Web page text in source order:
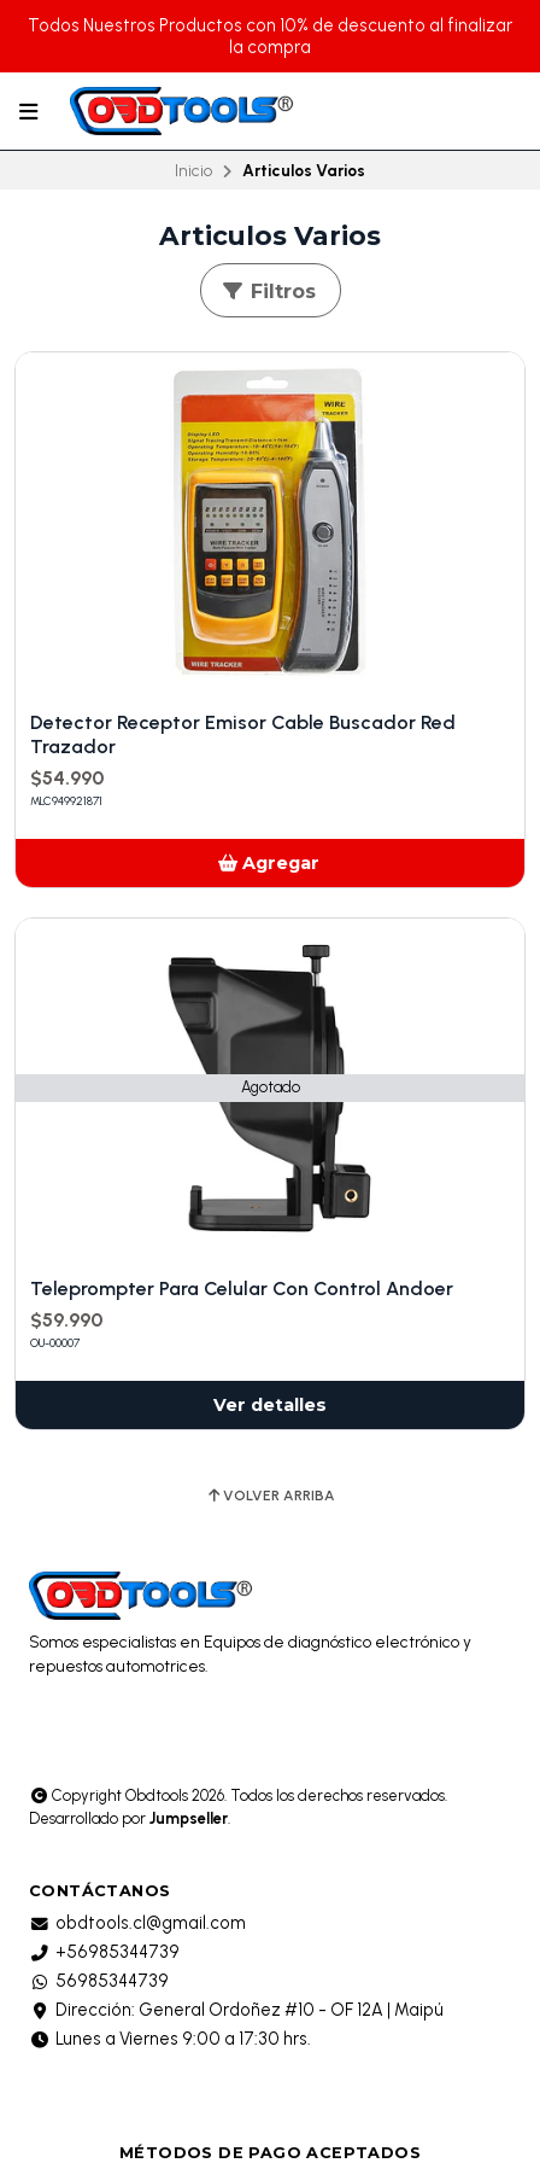
Todos Nuestros Productos con 10% de descuento al finalizar
la compra
Inicio Articulos Varios
Articulos Varios
Filtros
Detector Receptor Emisor Cable Buscador Red
Trazador
$54.990
MLC949921871
Agregar
Agotado
Teleprompter Para Celular Con Control Andoer
$59.990
OU-00007
Ver detalles
VOLVER ARRIBA
Somos especialistas en Equipos de diagnóstico electrónico y
repuestos automotrices.
Copyright Obdtools 2026. Todos los derechos reservados.
Desarrollado por Jumpseller
CONTÁCTANOS
obdtools.cl@gmail.com
+56985344739
56985344739
Dirección: General Ordoñez #10 - OF 12A | Maipú
Lunes a Viernes 9:00 a 17:30 hrs.
MÉTODOS DE PAGO ACEPTADOS